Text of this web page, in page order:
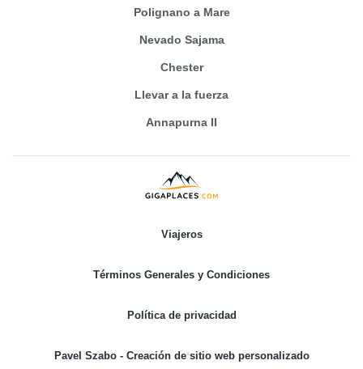
Polignano a Mare
Nevado Sajama
Chester
Llevar a la fuerza
Annapurna II
Viajeros
Términos Generales y Condiciones
Política de privacidad
Pavel Szabo - Creación de sitio web personalizado